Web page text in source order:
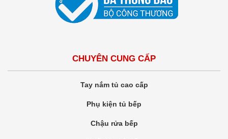
CHUYÊN CUNG CẤP
Tay nắm tủ cao cấp
Phụ kiện tủ bếp
Chậu rửa bếp